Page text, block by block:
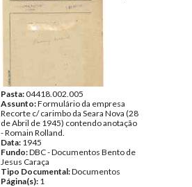
Pasta:04418.002.005
Assunto:Formulário da empresa
Recorte c/ carimbo da Seara Nova (28
de Abril de 1945) contendo anotação
- Romain Rolland.
Data: 1945
Fundo:DBC - Documentos Bento de
Jesus Caraça
Tipo Documental:Documentos
Página(s): 1